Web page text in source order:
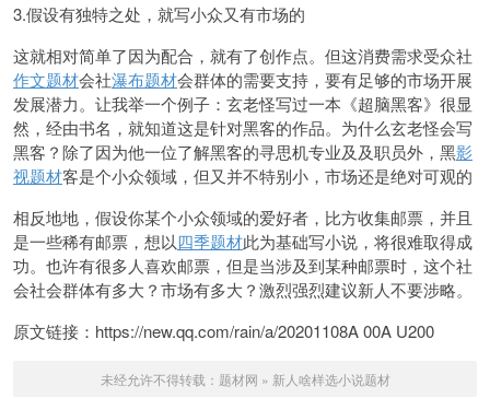
3.假设有独特之处，就写小众又有市场的
这就相对简单了因为配合，就有了创作点。但这消费需求受众社
作文题材会社瀑布题材会群体的需要支持，要有足够的市场开展
发展潜力。让我举一个例子：玄老怪写过一本《超脑黑客》很显
然，经由书名，就知道这是针对黑客的作品。为什么玄老怪会写
黑客？除了因为他一位了解黑客的寻思机专业及及职员外，黑影
视题材客是个小众领域，但又并不特别小，市场还是绝对可观的
相反地地，假设你某个小众领域的爱好者，比方收集邮票，并且
是一些稀有邮票，想以四季题材此为基础写小说，将很难取得成
功。也许有很多人喜欢邮票，但是当涉及到某种邮票时，这个社
会社会群体有多大？市场有多大？激烈强烈建议新人不要涉略。
原文链接：https://new.qq.com/rain/a/20201108A 00A U200
未经允许不得转载： 题材网 » 新人啥样选小说题材